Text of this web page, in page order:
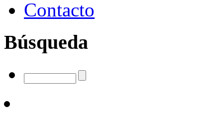
Contacto
Búsqueda